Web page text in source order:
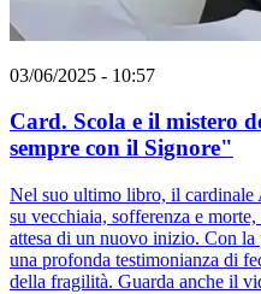
03/06/2025 - 10:57
Card. Scola e il mistero
sempre con il Signore"
Nel suo ultimo libro, il cardinale
su vecchiaia, sofferenza e
attesa di un nuovo inizio. Con la
una profonda testimonianza di
della fragilità. Guarda anche il